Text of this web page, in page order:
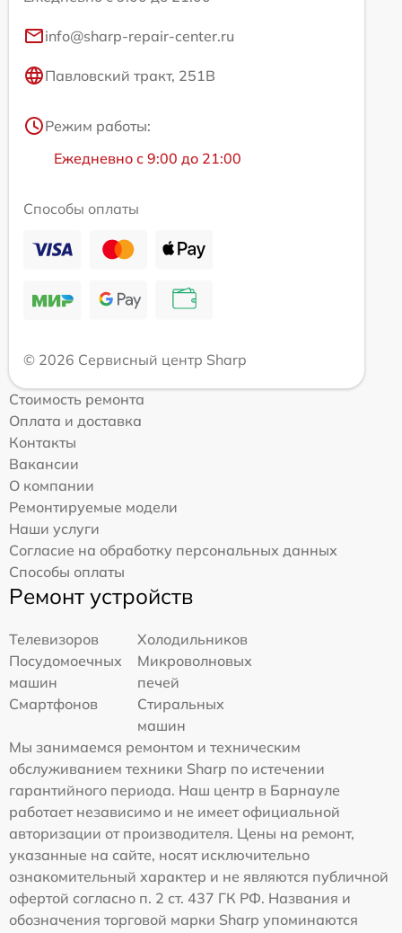
info@sharp-repair-center.ru
Павловский тракт, 251В
Режим работы:
Ежедневно с 9:00 до 21:00
Способы оплаты
© 2026 Сервисный центр Sharp
Стоимость ремонта
Оплата и доставка
Контакты
Вакансии
О компании
Ремонтируемые модели
Наши услуги
Согласие на обработку персональных данных
Способы оплаты
Ремонт устройств
Телевизоров
Холодильников
Посудомоечных
машин
Микроволновых
печей
Смартфонов
Стиральных
машин
Мы занимаемся ремонтом и техническим
обслуживанием техники Sharp по истечении
гарантийного периода. Наш центр в Барнауле
работает независимо и не имеет официальной
авторизации от производителя. Цены на ремонт,
указанные на сайте, носят исключительно
ознакомительный характер и не являются публичной
офертой согласно п. 2 ст. 437 ГК РФ. Названия и
обозначения торговой марки Sharp упоминаются